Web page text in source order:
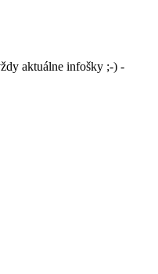
aktuálne infošky ;-) -